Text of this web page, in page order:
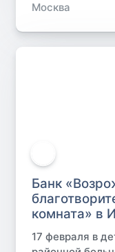
Москва
Банк
комната» в
17 февраля в